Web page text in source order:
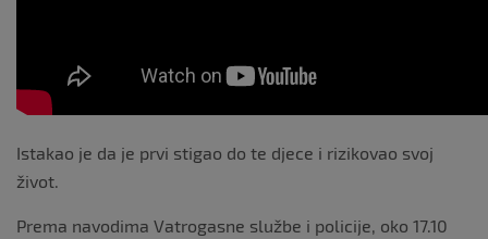
Istakao je da je prvi stigao do te djece i rizikovao svoj
život.
Prema navodima Vatrogasne službe i policije, oko 17.10